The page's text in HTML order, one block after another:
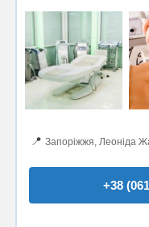
📍 Запоріжжя, Леоніда
+38